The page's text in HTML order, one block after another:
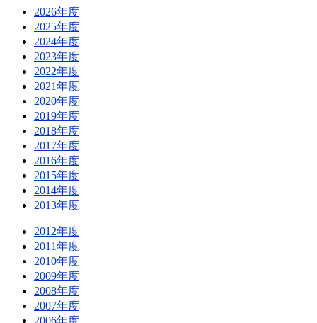
2026年度
2025年度
2024年度
2023年度
2022年度
2021年度
2020年度
2019年度
2018年度
2017年度
2016年度
2015年度
2014年度
2013年度
2012年度
2011年度
2010年度
2009年度
2008年度
2007年度